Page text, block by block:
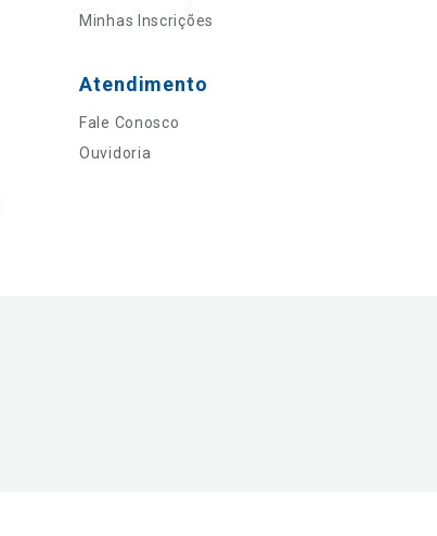
Minhas Inscrições
Atendimento
Fale Conosco
Ouvidoria